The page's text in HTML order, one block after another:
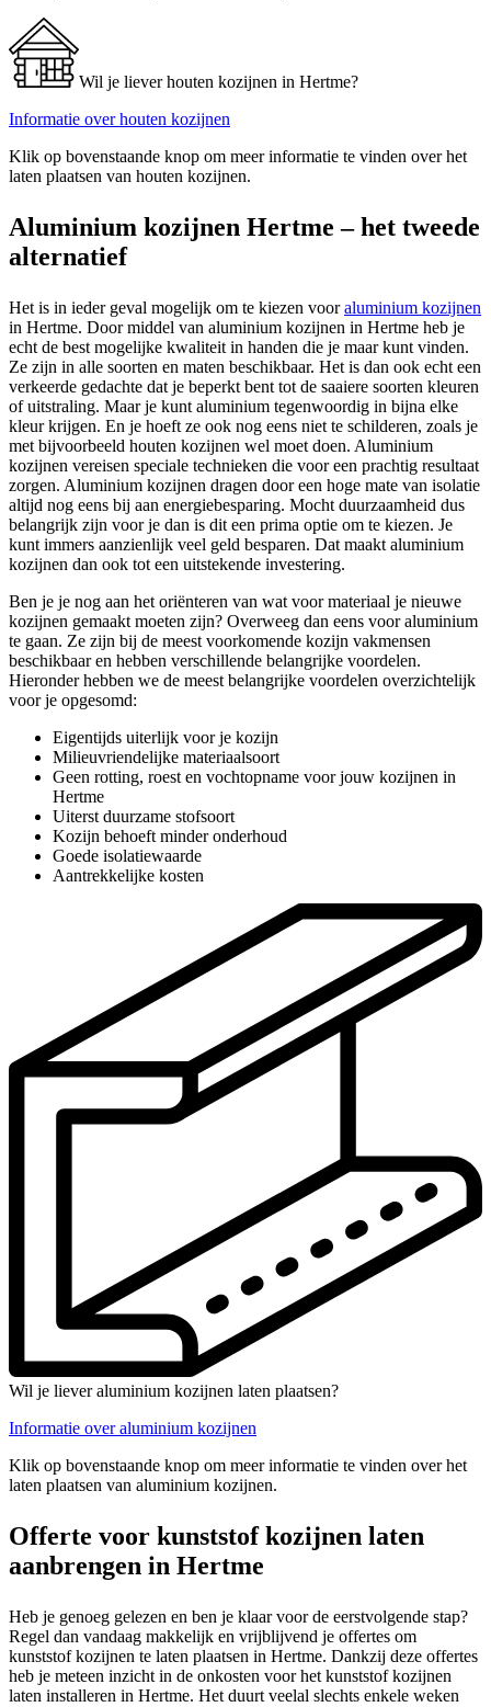
Wil je liever houten kozijnen in Hertme?
Informatie over houten kozijnen
Klik op bovenstaande knop om meer informatie te vinden over het
laten plaatsen van houten kozijnen.
Aluminium kozijnen Hertme – het tweede
alternatief
Het is in ieder geval mogelijk om te kiezen vooraluminium kozijnen
in Hertme. Door middel van aluminium kozijnen in Hertme heb je
echt de best mogelijke kwaliteit in handen die je maar kunt vinden.
Ze zijn in alle soorten en maten beschikbaar. Het is dan ook echt een
verkeerde gedachte dat je beperkt bent tot de saaiere soorten kleuren
of uitstraling. Maar je kunt aluminium tegenwoordig in bijna elke
kleur krijgen. En je hoeft ze ook nog eens niet te schilderen, zoals je
met bijvoorbeeld houten kozijnen wel moet doen. Aluminium
kozijnen vereisen speciale technieken die voor een prachtig resultaat
zorgen. Aluminium kozijnen dragen door een hoge mate van isolatie
altijd nog eens bij aan energiebesparing. Mocht duurzaamheid dus
belangrijk zijn voor je dan is dit een prima optie om te kiezen. Je
kunt immers aanzienlijk veel geld besparen. Dat maakt aluminium
kozijnen dan ook tot een uitstekende investering.
Ben je je nog aan het oriënteren van wat voor materiaal je nieuwe
kozijnen gemaakt moeten zijn? Overweeg dan eens voor aluminium
te gaan. Ze zijn bij de meest voorkomende kozijn vakmensen
beschikbaar en hebben verschillende belangrijke voordelen.
Hieronder hebben we de meest belangrijke voordelen overzichtelijk
voor je opgesomd:
Eigentijds uiterlijk voor je kozijn
Milieuvriendelijke materiaalsoort
Geen rotting, roest en vochtopname voor jouw kozijnen in
Hertme
Uiterst duurzame stofsoort
Kozijn behoeft minder onderhoud
Goede isolatiewaarde
Aantrekkelijke kosten
Wil je liever aluminium kozijnen laten plaatsen?
Informatie over aluminium kozijnen
Klik op bovenstaande knop om meer informatie te vinden over het
laten plaatsen van aluminium kozijnen.
Offerte voor kunststof kozijnen laten
aanbrengen in Hertme
Heb je genoeg gelezen en ben je klaar voor de eerstvolgende stap?
Regel dan vandaag makkelijk en vrijblijvend je offertes om
kunststof kozijnen te laten plaatsen in Hertme. Dankzij deze offertes
heb je meteen inzicht in de onkosten voor het kunststof kozijnen
laten installeren in Hertme. Het duurt veelal slechts enkele weken